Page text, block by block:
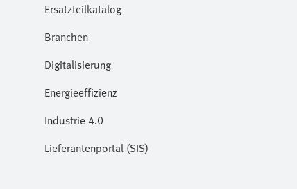
Ersatzteilkatalog
Branchen
Digitalisierung
Energieeffizienz
Industrie 4.0
Lieferantenportal (SIS)